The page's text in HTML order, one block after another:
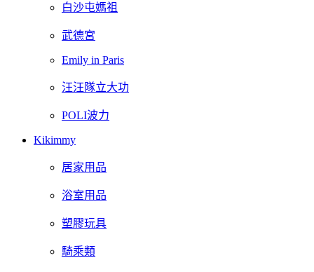
白沙屯媽祖
武德宮
Emily in Paris
汪汪隊立大功
POLI波力
Kikimmy
居家用品
浴室用品
塑膠玩具
騎乘類